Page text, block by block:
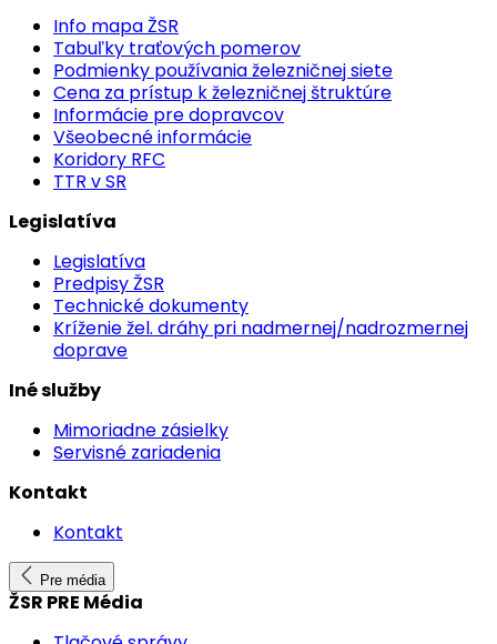
Info mapa ŽSR
Tabuľky traťových pomerov
Podmienky používania železničnej siete
Cena za prístup k železničnej štruktúre
Informácie pre dopravcov
Všeobecné informácie
Koridory RFC
TTR v SR
Legislatíva
Legislatíva
Predpisy ŽSR
Technické dokumenty
Kríženie žel. dráhy pri nadmernej/nadrozmernej
doprave
Iné služby
Mimoriadne zásielky
Servisné zariadenia
Kontakt
Kontakt
Pre média
ŽSR PRE Média